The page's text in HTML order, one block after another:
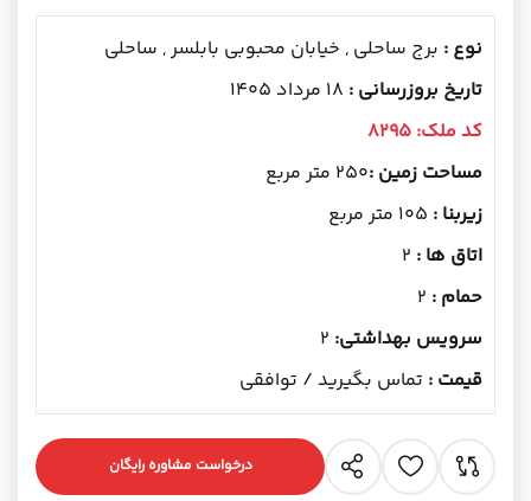
نوع : برج ساحلی , خیابان محبوبی بابلسر , ساحلی
تاریخ بروزرسانی : 18 مرداد 1405
کد ملک:
مساحت زمین :250 متر مربع
زیربنا : 105 متر مربع
اتاق ها : 2
حمام : 2
سرویس بهداشتی: 2
قیمت : تماس بگیرید / توافقی
درخواست مشاوره رایگان